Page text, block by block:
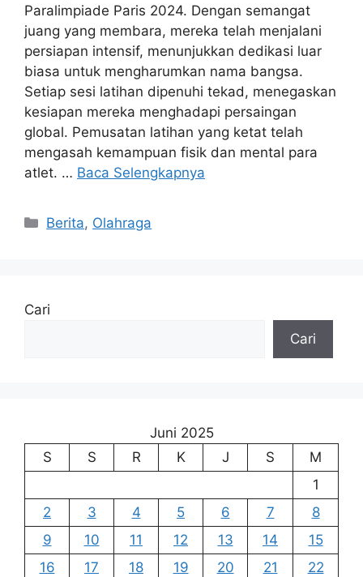
Paralimpiade Paris 2024. Dengan semangat
juang yang membara, mereka telah menjalani
persiapan intensif, menunjukkan dedikasi luar
biasa untuk mengharumkan nama bangsa.
Setiap sesi latihan dipenuhi tekad, menegaskan
kesiapan mereka menghadapi persaingan
global. Pemusatan latihan yang ketat telah
mengasah kemampuan fisik dan mental para
atlet. … Baca Selengkapnya
Kategori
Berita, Olahraga
Cari
Cari
Juni 2025
S
S R K J S
M
1
2
3 4 5 6 7
8
9
10 11 12 13 14
15
16
17 18 19 20 21
22